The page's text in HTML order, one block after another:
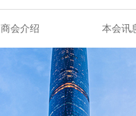
商会介绍 本会讯